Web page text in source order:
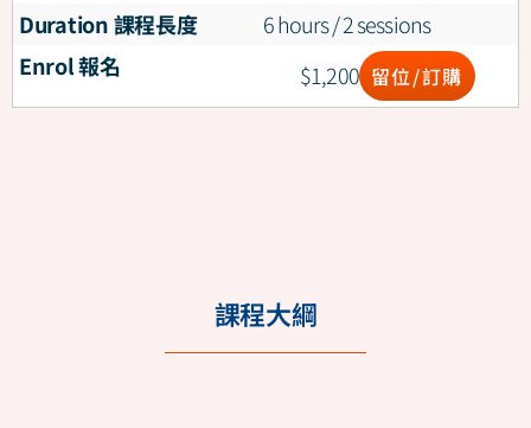
Duration 課程長度
6 hours / 2 sessions
Enrol 報名
$1,200 留位/訂購
課程大綱